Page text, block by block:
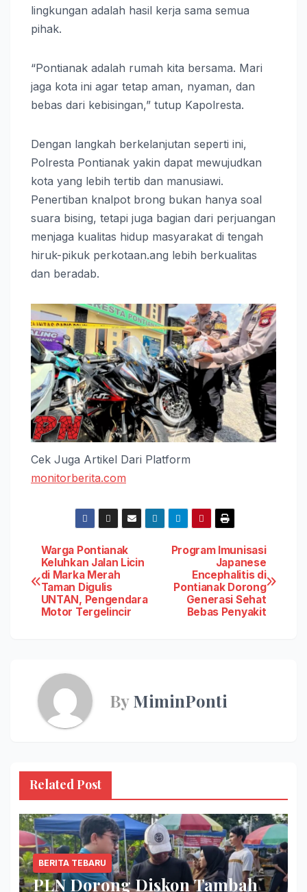
lingkungan adalah hasil kerja sama semua
pihak.
“Pontianak adalah rumah kita bersama. Mari
jaga kota ini agar tetap aman, nyaman, dan
bebas dari kebisingan,” tutup Kapolresta.
Dengan langkah berkelanjutan seperti ini,
Polresta Pontianak yakin dapat mewujudkan
kota yang lebih tertib dan manusiawi.
Penertiban knalpot brong bukan hanya soal
suara bising, tetapi juga bagian dari perjuangan
menjaga kualitas hidup masyarakat di tengah
hiruk-pikuk perkotaan.ang lebih berkualitas
dan beradab.
Cek Juga Artikel Dari Platform
monitorberita.com
Post
navigation
Program Imunisasi
Japanese
Encephalitis di
Pontianak Dorong
Generasi Sehat
Bebas Penyakit
Warga Pontianak
Keluhkan Jalan Licin
di Marka Merah
Taman Digulis
UNTAN, Pengendara
Motor Tergelincir
ByMiminPonti
Related Post
BERITA TEBARU
PLN Dorong Diskon Tambah